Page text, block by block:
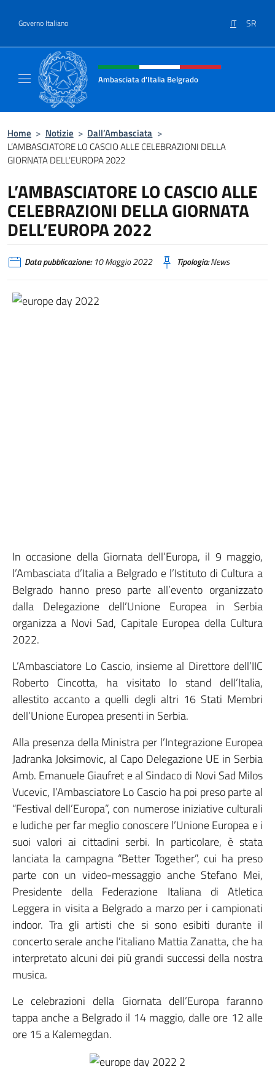
Governo Italiano IT SR
Intestazione sito, social e menù
Ambasciata d'Italia Belgrado
Home > Notizie > Dall’Ambasciata >
L’AMBASCIATORE LO CASCIO ALLE CELEBRAZIONI DELLA
GIORNATA DELL’EUROPA 2022
L’AMBASCIATORE LO CASCIO ALLE
CELEBRAZIONI DELLA GIORNATA
DELL’EUROPA 2022
Data pubblicazione:10 Maggio 2022 Tipologia:News
In occasione della Giornata dell’Europa, il 9 maggio,
l’Ambasciata d’Italia a Belgrado e l’Istituto di Cultura a
Belgrado hanno preso parte all’evento organizzato
dalla Delegazione dell’Unione Europea in Serbia
organizza a Novi Sad, Capitale Europea della Cultura
2022.
L’Ambasciatore Lo Cascio, insieme al Direttore dell’IIC
Roberto Cincotta, ha visitato lo stand dell’Italia,
allestito accanto a quelli degli altri 16 Stati Membri
dell’Unione Europea presenti in Serbia.
Alla presenza della Ministra per l’Integrazione Europea
Jadranka Joksimovic, al Capo Delegazione UE in Serbia
Amb. Emanuele Giaufret e al Sindaco di Novi Sad Milos
Vucevic, l’Ambasciatore Lo Cascio ha poi preso parte al
“Festival dell’Europa”, con numerose iniziative culturali
e ludiche per far meglio conoscere l’Unione Europea e i
suoi valori ai cittadini serbi. In particolare, è stata
lanciata la campagna “Better Together”, cui ha preso
parte con un video-messaggio anche Stefano Mei,
Presidente della Federazione Italiana di Atletica
Leggera in visita a Belgrado a marzo per i campionati
indoor. Tra gli artisti che si sono esibiti durante il
concerto serale anche l’italiano Mattia Zanatta, che ha
interpretato alcuni dei più grandi successi della nostra
musica.
Le celebrazioni della Giornata dell’Europa faranno
tappa anche a Belgrado il 14 maggio, dalle ore 12 alle
ore 15 a Kalemegdan.